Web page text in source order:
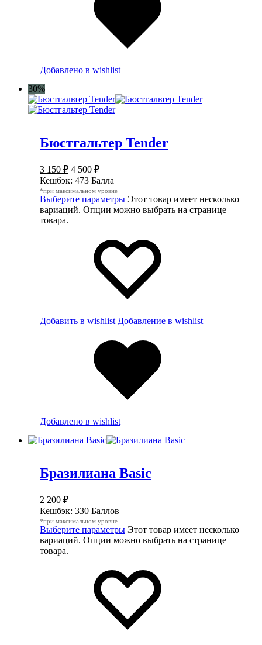
Добавлено в wishlist
30%
Бюстгальтер Tender
3 150 ₽ 4 500₽
Кешбэк: 473 Балла
*при максимальном уровне
Выберите параметры Этот товар имеет несколько
вариаций. Опции можно выбрать на странице
товара.
Добавить в wishlist Добавление в wishlist
Добавлено в wishlist
Бразилиана Basic
2 200 ₽
Кешбэк: 330 Баллов
*при максимальном уровне
Выберите параметры Этот товар имеет несколько
вариаций. Опции можно выбрать на странице
товара.